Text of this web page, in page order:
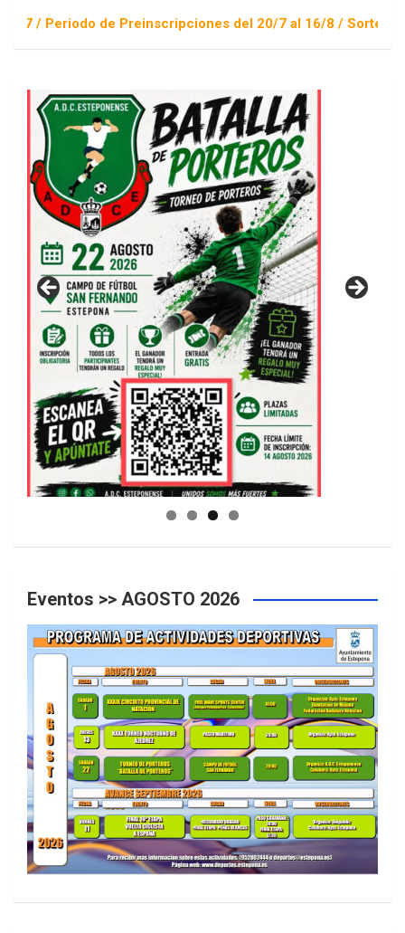
Preinscripciones del 20/7 al 16/8 / Sorteo 1 de septiembre
GUIA DE INSTALACIONES DEPORTIVAS
Eventos >> AGOSTO 2026